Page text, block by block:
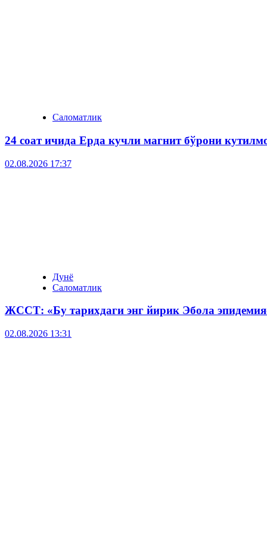
Саломатлик
24 соат ичида Ерда кучли магнит бўрони
02.08.2026 17:37
Дунё
Саломатлик
ЖССТ: «Бу тарихдаги энг йирик Эбола
02.08.2026 13:31